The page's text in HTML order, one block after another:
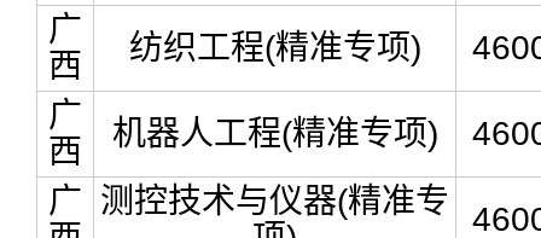
广
西
纺织工程(精准专项)
广
西
机器人工程(精准专项)
广 测控技术与仪器(精准专